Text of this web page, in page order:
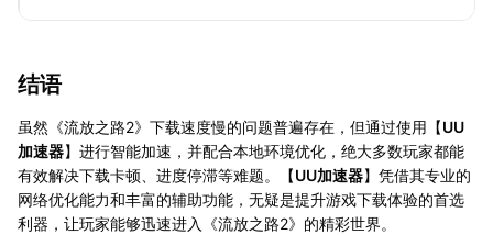
结语
虽然《流放之路2》下载速度慢的问题普遍存在，但通过使用【UU
加速器】进行智能加速，并配合本地环境优化，绝大多数玩家都能
有效解决下载卡顿、进度停滞等难题。【UU加速器】凭借其专业的
网络优化能力和丰富的辅助功能，无疑是提升游戏下载体验的首选
利器，让玩家能够迅速进入《流放之路2》的精彩世界。